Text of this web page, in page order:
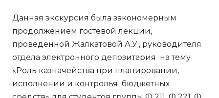
Данная экскурсия была закономерным
продолжением гостевой лекции,
проведенной Жалкатовой А.У., руководителя
отдела электронного депозитария на тему
«Роль казначейства при планировании,
исполнении и контролья бюджетных